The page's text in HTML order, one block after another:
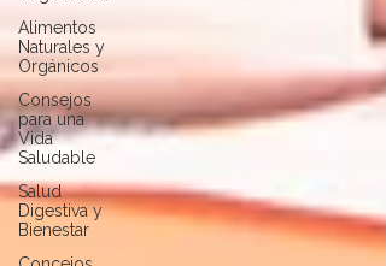
Alimentos
Naturales y
Orgánicos
Consejos
para una
Vida
Saludable
Salud
Digestiva y
Bienestar